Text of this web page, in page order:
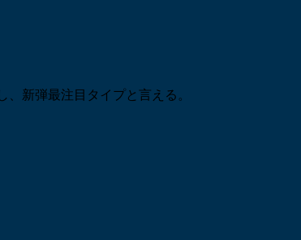
新弾最注目タイプと言える。